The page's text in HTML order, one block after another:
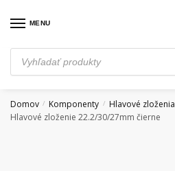
MENU
Products
search
Domov / Komponenty / Hlavové zloženia
Hlavové zloženie 22.2/30/27mm čierne